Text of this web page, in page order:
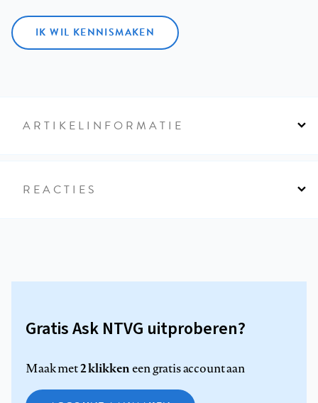
IK WIL KENNISMAKEN
ARTIKELINFORMATIE
REACTIES
Gratis Ask NTVG uitproberen?
Maak met2 klikkeneen gratis account aan